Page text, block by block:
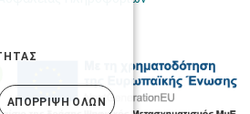
ΑΠΌΡΡΙΨΗ ΌΛΩΝ